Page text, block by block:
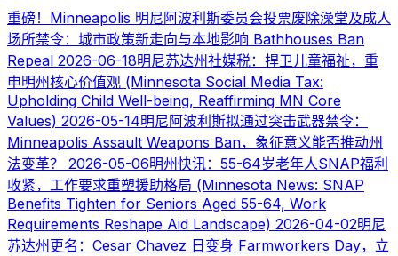
重磅！Minneapolis 明尼阿波利斯委员会投票废除澡堂及成人
场所禁令：城市政策新走向与本地影响 Bathhouses Ban
Repeal 2026-06-18明尼苏达州社媒税：捍卫儿童福祉，重
申明州核心价值观 (Minnesota Social Media Tax:
Upholding Child Well-being, Reaffirming MN Core
Values) 2026-05-14明尼阿波利斯拟通过突击武器禁令：
Minneapolis Assault Weapons Ban，象征意义能否推动州
法变革？ 2026-05-06明州快讯：55-64岁老年人SNAP福利
收紧，工作要求重塑援助格局 (Minnesota News: SNAP
Benefits Tighten for Seniors Aged 55-64, Work
Requirements Reshape Aid Landscape) 2026-04-02明尼
苏达州更名：Cesar Chavez 日变身 Farmworkers Day，立